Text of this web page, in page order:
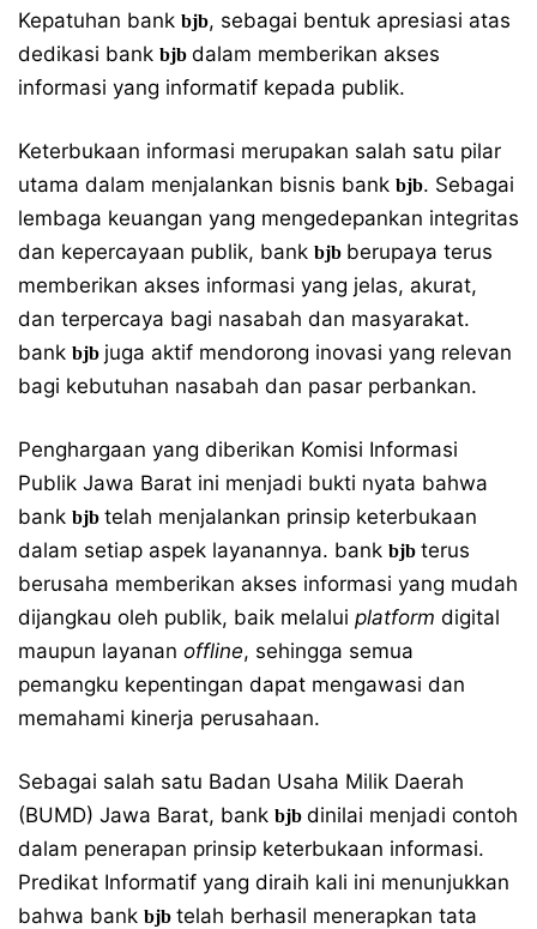
Kepatuhan bank bjb, sebagai bentuk apresiasi atas
dedikasi bank bjb dalam memberikan akses
informasi yang informatif kepada publik.
Keterbukaan informasi merupakan salah satu pilar
utama dalam menjalankan bisnis bank bjb. Sebagai
lembaga keuangan yang mengedepankan integritas
dan kepercayaan publik, bank bjb berupaya terus
memberikan akses informasi yang jelas, akurat,
dan terpercaya bagi nasabah dan masyarakat.
bank bjb juga aktif mendorong inovasi yang relevan
bagi kebutuhan nasabah dan pasar perbankan.
Penghargaan yang diberikan Komisi Informasi
Publik Jawa Barat ini menjadi bukti nyata bahwa
bank bjb telah menjalankan prinsip keterbukaan
dalam setiap aspek layanannya. bank bjb terus
berusaha memberikan akses informasi yang mudah
dijangkau oleh publik, baik melalui platform digital
maupun layanan offline, sehingga semua
pemangku kepentingan dapat mengawasi dan
memahami kinerja perusahaan.
Sebagai salah satu Badan Usaha Milik Daerah
(BUMD) Jawa Barat, bank bjb dinilai menjadi contoh
dalam penerapan prinsip keterbukaan informasi.
Predikat Informatif yang diraih kali ini menunjukkan
bahwa bank bjb telah berhasil menerapkan tata